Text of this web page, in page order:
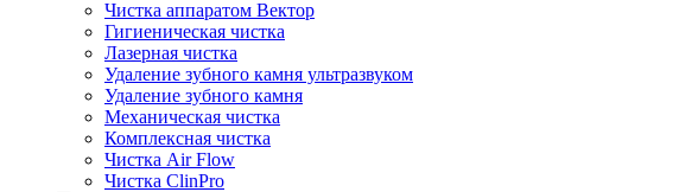
Чистка аппаратом Вектор
Гигиеническая чистка
Лазерная чистка
Удаление зубного камня ультразвуком
Удаление зубного камня
Механическая чистка
Комплексная чистка
Чистка Air Flow
Чистка ClinPro